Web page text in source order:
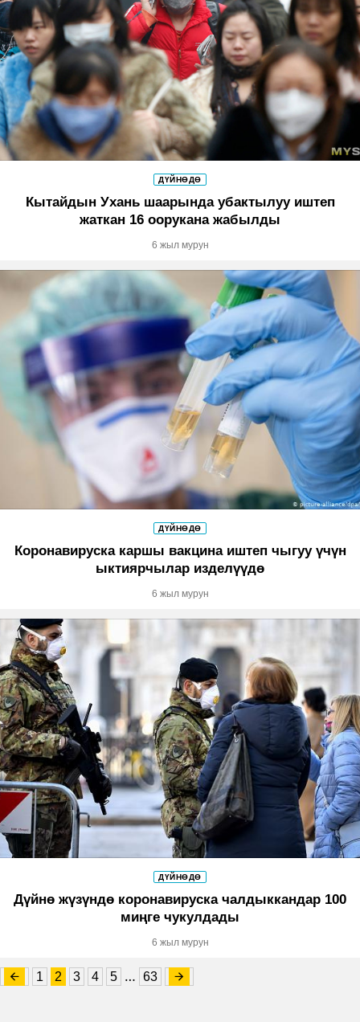
ДҮЙНӨДӨ
Кытайдын Ухань шаарында убактылуу иштеп
жаткан 16 оорукана жабылды
6 жыл мурун
ДҮЙНӨДӨ
Коронавируска каршы вакцина иштеп чыгуу үчүн
ыктиярчылар изделүүдө
6 жыл мурун
ДҮЙНӨДӨ
Дүйнө жүзүндө коронавируска чалдыккандар 100
миңге чукулдады
6 жыл мурун
1 2 3 4 5 … 63